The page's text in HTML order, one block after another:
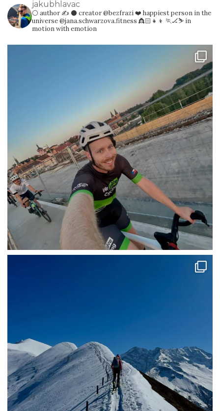
jakubhlavac
⚪️ author ✍️ ⚫️ creator @bezfrazi❤️ happiest person in the
universe @jana.schwarzova.fitness 👸🏻👧👦 🏃🏒⛷️ in
motion with emotion